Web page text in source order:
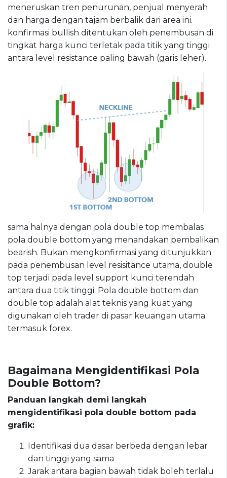
meneruskan tren penurunan, penjual menyerah
dan harga dengan tajam berbalik dari area ini.
konfirmasi bullish ditentukan oleh penembusan di
tingkat harga kunci terletak pada titik yang tinggi
antara level resistance paling bawah (garis leher).
sama halnya dengan pola double top membalas
pola double bottom yang menandakan pembalikan
bearish. Bukan mengkonfirmasi yang ditunjukkan
pada penembusan level resisitance utama, double
top terjadi pada level support kunci terendah
antara dua titik tinggi. Pola double bottom dan
double top adalah alat teknis yang kuat yang
digunakan oleh trader di pasar keuangan utama
termasuk forex.
Bagaimana Mengidentifikasi Pola
Double Bottom?
Panduan langkah demi langkah
mengidentifikasi pola double bottom pada
grafik:
Identifikasi dua dasar berbeda dengan lebar
dan tinggi yang sama
Jarak antara bagian bawah tidak boleh terlalu